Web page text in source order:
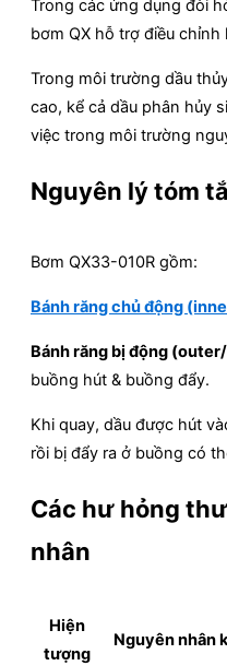
Trong các ứng dụng đòi
bơm QX hỗ trợ điều
Trong môi trường dầu
cao, kể cả dầu phân hủy
việc trong môi trường
Nguyên lý tóm
Bơm QX33-010R gồm:
Bánh răng chủ động
Bánh răng bị động
buồng hút & buồng đẩy.
Khi quay, dầu được hút
rồi bị đẩy ra ở buồng có
Các hư hỏng
nhân
Hiện
tượng
Nguyên nhân